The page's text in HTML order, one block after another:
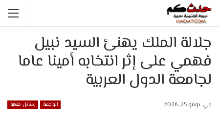
جلالة الملك يهنئ السيد نبيل
فهمي على إثر انتخابه أمينا عاما
لجامعة الدول العربية
الواجهة رسائل ملكية في يونيو 25, 2026